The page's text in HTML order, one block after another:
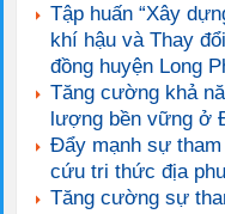
Tập huấn “Xây
khí hậu và Thay
đồng huyện Long
Tăng cường khả
lượng bền vững ở
Đẩy mạnh sự tham
cứu tri thức địa
Tăng cường sự